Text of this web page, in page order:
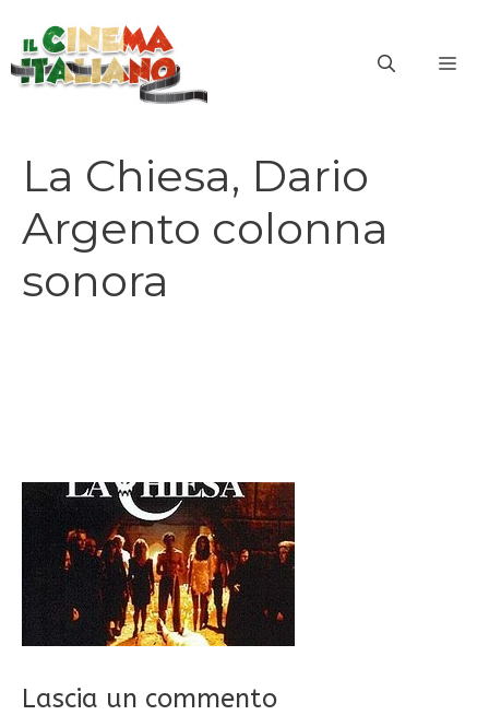
contenuto
La Chiesa, Dario
Argento colonna
sonora
Lascia un commento